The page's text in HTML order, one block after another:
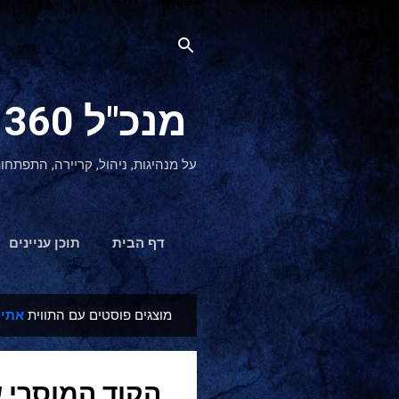
מנכ"ל 360 CEO - מנהיגות והתפתחות אישית
על מנהיגות, ניהול, קריירה,
דף הבית תוכן עניינים
ש
מוצגים פוסטים עם התווית